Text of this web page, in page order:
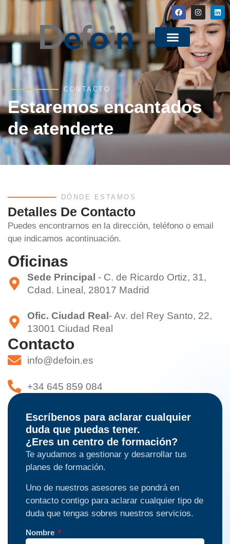
CONTACTO
Estaremos encantados
de atenderte
DÓNDE ESTAMOS
Detalles De Contacto
Puedes encontrarnos en la dirección, teléfono o email
que indicamos acontinuación.
Oficinas
Sede Principal - C. de Ricardo Ortiz, 31,
Cdad. Lineal, 28017 Madrid
Ofic. Ciudad Real - Av. del Rey Santo, 22,
13001 Ciudad Real
Contacto
info@defoin.es
+34 645 859 084
Escríbenos para aclarar cualquier
duda que puedas tener.
¿Eres un centro de formación?
Te ayudamos a gestionar y desarrollar tus
planes de formación.
Uno de nuestros asesores se pondrá en
contacto contigo para aclarar cualquier tipo de
duda que tengas sobres nuestros servicios.
Nombre